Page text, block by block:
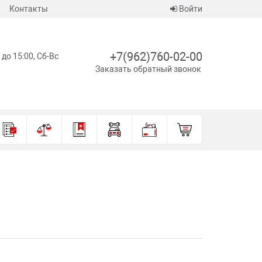
Контакты Войти
до 15:00, Сб-Вс
+7(962)760-02-00
Заказать обратный звонок